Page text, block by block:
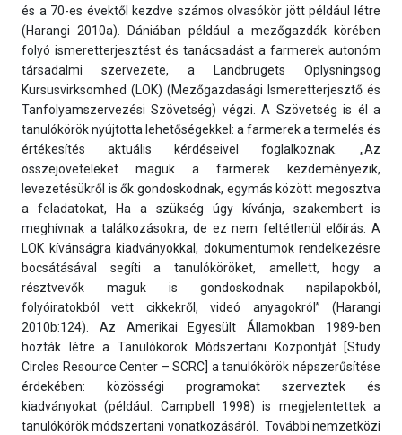
és a 70-es évektől kezdve számos olvasókör jött például létre
(Harangi 2010a). Dániában például a mezőgazdák körében
folyó ismeretterjesztést és tanácsadást a farmerek autonóm
társadalmi szervezete, a Landbrugets Oplysningsog
Kursusvirksomhed (LOK) (Mezőgazdasági Ismeretterjesztő és
Tanfolyamszervezési Szövetség) végzi. A Szövetség is él a
tanulókörök nyújtotta lehetőségekkel: a farmerek a termelés és
értékesítés aktuális kérdéseivel foglalkoznak. „Az
összejöveteleket maguk a farmerek kezdeményezik,
levezetésükről is ők gondoskodnak, egymás között megosztva
a feladatokat, Ha a szükség úgy kívánja, szakembert is
meghívnak a találkozásokra, de ez nem feltétlenül előírás. A
LOK kívánságra kiadványokkal, dokumentumok rendelkezésre
bocsátásával segíti a tanulóköröket, amellett, hogy a
résztvevők maguk is gondoskodnak napilapokból,
folyóiratokból vett cikkekről, videó anyagokról” (Harangi
2010b:124). Az Amerikai Egyesült Államokban 1989-ben
hozták létre a Tanulókörök Módszertani Központját [Study
Circles Resource Center – SCRC] a tanulókörök népszerűsítése
érdekében: közösségi programokat szerveztek és
kiadványokat (például: Campbell 1998) is megjelentettek a
tanulókörök módszertani vonatkozásáról. További nemzetközi